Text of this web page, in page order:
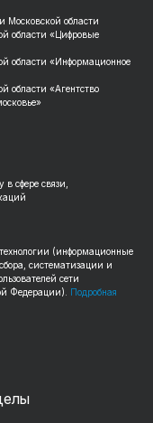
области
области «Цифровые
области «Информационное
области «Агентство
сфере связи,
(информационные
систематизации и
сети
Федерации). Подробная